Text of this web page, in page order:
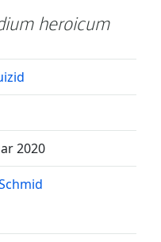
heroicum
2020